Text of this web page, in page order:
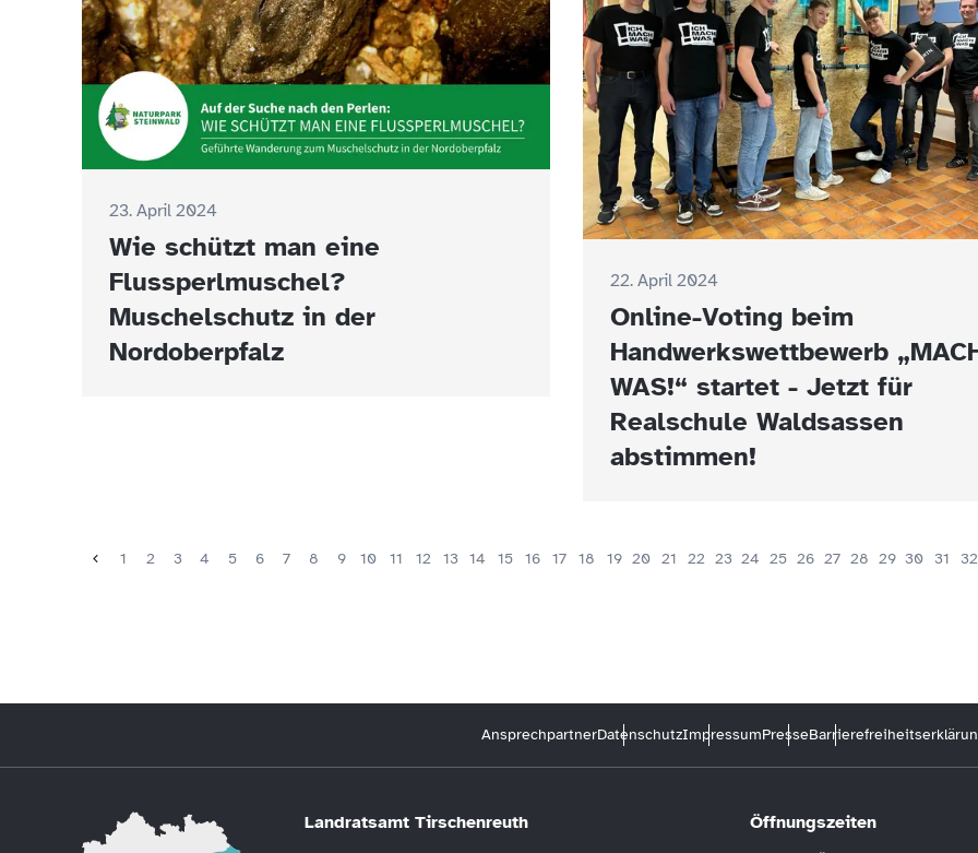
23. April 2024
Wie schützt man eine
Flussperlmuschel?
Muschelschutz in der
Nordoberpfalz
22. April 2024
Online-Voting beim
Handwerkswettbewerb
WAS!“ startet - Jetzt für
Realschule Waldsassen
abstimmen!
1 2 3 4 5 6 7 8 9 10 11 12 13 14 15 16 17 18 19 20 21 22 23 24 25 26 27 28 29 30 31 32
AnsprechpartnerDatenschutzImpressumPresse
Landratsamt Tirschenreuth Öffnungszeiten